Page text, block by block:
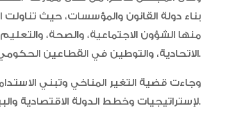
بناء دولة القانون والمؤسسات، حيث
منها الشؤون الاجتماعية، والصحة،
الاتحادية، والتوطين في القطاعين الحكومي والخاص وغيرها.
وجاءت قضية التغير المناخي وتبني
لإستراتيجيات وخطط الدولة الاقتصادية والبيئة والتنموية، ضمن رؤيتها للخمسين عام المقبلة.